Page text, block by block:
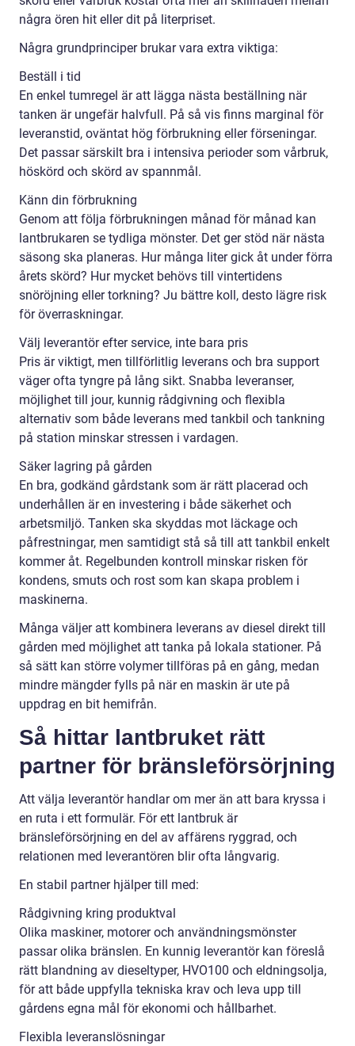
några ören hit eller dit på literpriset.
Några grundprinciper brukar vara extra viktiga:
Beställ i tid
En enkel tumregel är att lägga nästa beställning när
tanken är ungefär halvfull. På så vis finns marginal för
leveranstid, oväntat hög förbrukning eller förseningar.
Det passar särskilt bra i intensiva perioder som vårbruk,
höskörd och skörd av spannmål.
Känn din förbrukning
Genom att följa förbrukningen månad för månad kan
lantbrukaren se tydliga mönster. Det ger stöd när nästa
säsong ska planeras. Hur många liter gick åt under förra
årets skörd? Hur mycket behövs till vintertidens
snöröjning eller torkning? Ju bättre koll, desto lägre risk
för överraskningar.
Välj leverantör efter service, inte bara pris
Pris är viktigt, men tillförlitlig leverans och bra support
väger ofta tyngre på lång sikt. Snabba leveranser,
möjlighet till jour, kunnig rådgivning och flexibla
alternativ som både leverans med tankbil och tankning
på station minskar stressen i vardagen.
Säker lagring på gården
En bra, godkänd gårdstank som är rätt placerad och
underhållen är en investering i både säkerhet och
arbetsmiljö. Tanken ska skyddas mot läckage och
påfrestningar, men samtidigt stå så till att tankbil enkelt
kommer åt. Regelbunden kontroll minskar risken för
kondens, smuts och rost som kan skapa problem i
maskinerna.
Många väljer att kombinera leverans av diesel direkt till
gården med möjlighet att tanka på lokala stationer. På
så sätt kan större volymer tillföras på en gång, medan
mindre mängder fylls på när en maskin är ute på
uppdrag en bit hemifrån.
Så hittar lantbruket rätt
partner för bränsleförsörjning
Att välja leverantör handlar om mer än att bara kryssa i
en ruta i ett formulär. För ett lantbruk är
bränsleförsörjning en del av affärens ryggrad, och
relationen med leverantören blir ofta långvarig.
En stabil partner hjälper till med:
Rådgivning kring produktval
Olika maskiner, motorer och användningsmönster
passar olika bränslen. En kunnig leverantör kan föreslå
rätt blandning av dieseltyper, HVO100 och eldningsolja,
för att både uppfylla tekniska krav och leva upp till
gårdens egna mål för ekonomi och hållbarhet.
Flexibla leveranslösningar